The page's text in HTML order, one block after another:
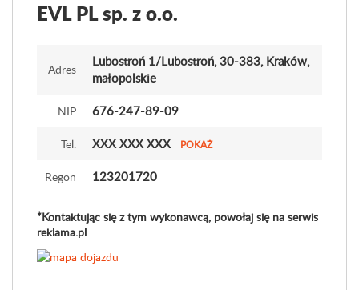
EVL PL sp. z o.o.
Adres
Lubostroń 1/Lubostroń, 30-383, Kraków,
małopolskie
NIP 676-247-89-09
Tel. XXX XXX XXX POKAŻ
Regon 123201720
*Kontaktując się z tym wykonawcą, powołaj się na serwis
reklama.pl